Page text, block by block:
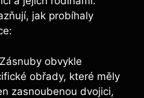
jak probíhaly
Zásnuby obvykle
obřady, které měly
zasnoubenou dvojici,